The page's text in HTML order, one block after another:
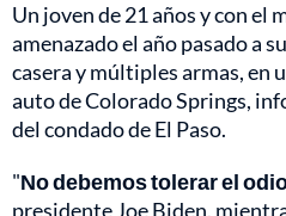
Un joven de 21 años y con el
amenazado el año pasado a
casera y múltiples armas, en
auto de Colorado Springs,
del condado de El Paso.
"No debemos tolerar el
presidente Joe Biden,